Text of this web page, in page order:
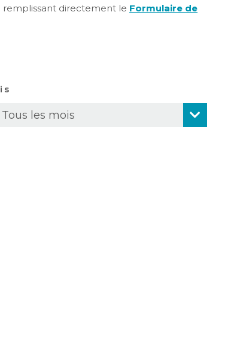
remplissant directement le Formulaire de